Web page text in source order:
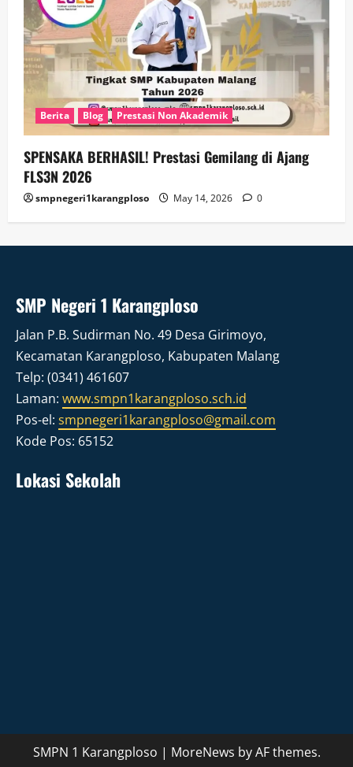
Berita Blog Prestasi Non Akademik
SPENSAKA BERHASIL! Prestasi Gemilang di Ajang
FLS3N 2026
smpnegeri1karangploso May 14, 2026 0
SMP Negeri 1 Karangploso
Jalan P.B. Sudirman No. 49 Desa Girimoyo,
Kecamatan Karangploso, Kabupaten Malang
Telp: (0341) 461607
Laman: www.smpn1karangploso.sch.id
Pos-el: smpnegeri1karangploso@gmail.com
Kode Pos: 65152
Lokasi Sekolah
SMPN 1 Karangploso | MoreNews by AF themes.